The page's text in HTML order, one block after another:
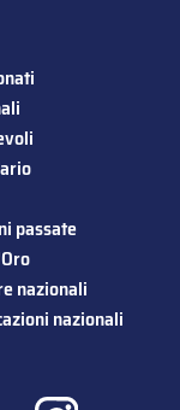
passate
nazionali
nazionali